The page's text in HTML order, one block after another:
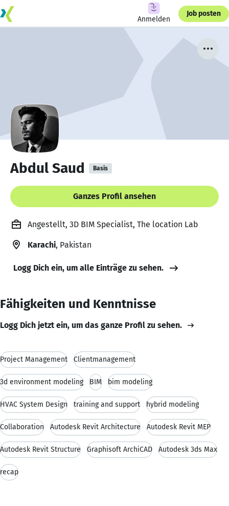
Anmelden
Job posten
Abdul Saud Basis
Ganzes Profil ansehen
Angestellt, 3D BIM Specialist, The location Lab
Karachi, Pakistan
Logg Dich ein, um alle Einträge zu sehen.
Fähigkeiten und Kenntnisse
Logg Dich jetzt ein, um das ganze Profil zu sehen.
Project Management Clientmanagement
3d environment modeling BIM bim modeling
HVAC System Design training and support hybrid modeling
Collaboration Autodesk Revit Architecture Autodesk Revit MEP
Autodesk Revit Structure Graphisoft ArchiCAD Autodesk 3ds Max
recap